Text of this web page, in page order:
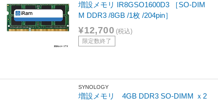
増設メモリ IR8GSO1600D3 ［SO-DIM
M DDR3 /8GB /1枚 /204pin］
¥12,700 (税込)
限定数終了
SYNOLOGY
増設メモリ 4GB DDR3 SO-DIMM ｘ2